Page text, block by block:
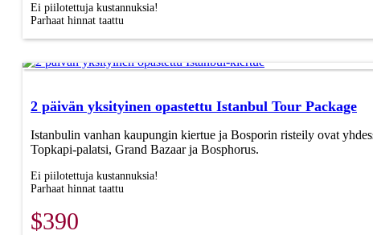
Ei piilotettuja kustannuksia!
Parhaat hinnat taattu
2 päivän yksityinen opastettu Istanbul Tour Package
Istanbulin vanhan kaupungin kiertue ja Bosporin risteily ovat
Topkapi-palatsi, Grand Bazaar ja Bosphorus.
Ei piilotettuja kustannuksia!
Parhaat hinnat taattu
$390